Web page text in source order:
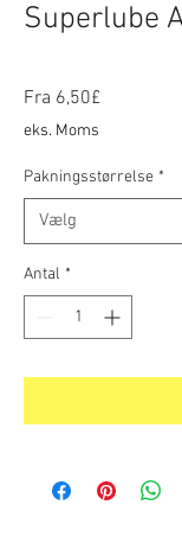
Superlube
Fra 6,50£
eks. Moms
Pakningsstørrelse *
Vælg
Antal *